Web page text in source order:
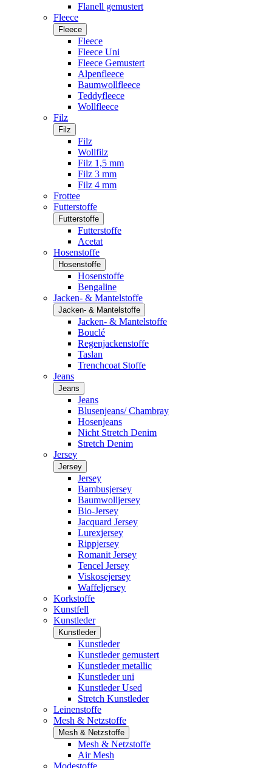
Flanell gemustert
Fleece
Fleece
Fleece
Fleece Uni
Fleece Gemustert
Alpenfleece
Baumwollfleece
Teddyfleece
Wollfleece
Filz
Filz
Filz
Wollfilz
Filz 1,5 mm
Filz 3 mm
Filz 4 mm
Frottee
Futterstoffe
Futterstoffe
Futterstoffe
Acetat
Hosenstoffe
Hosenstoffe
Hosenstoffe
Bengaline
Jacken- & Mantelstoffe
Jacken- & Mantelstoffe
Jacken- & Mantelstoffe
Bouclé
Regenjackenstoffe
Taslan
Trenchcoat Stoffe
Jeans
Jeans
Jeans
Blusenjeans/ Chambray
Hosenjeans
Nicht Stretch Denim
Stretch Denim
Jersey
Jersey
Jersey
Bambusjersey
Baumwolljersey
Bio-Jersey
Jacquard Jersey
Lurexjersey
Rippjersey
Romanit Jersey
Tencel Jersey
Viskosejersey
Waffeljersey
Korkstoffe
Kunstfell
Kunstleder
Kunstleder
Kunstleder
Kunstleder gemustert
Kunstleder metallic
Kunstleder uni
Kunstleder Used
Stretch Kunstleder
Leinenstoffe
Mesh & Netzstoffe
Mesh & Netzstoffe
Mesh & Netzstoffe
Air Mesh
Modestoffe